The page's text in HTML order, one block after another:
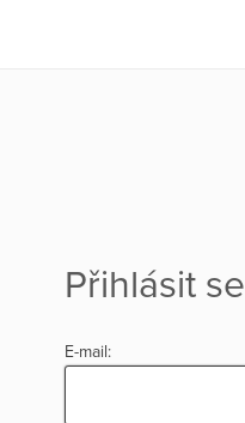
Přihlásit se
E-mail: